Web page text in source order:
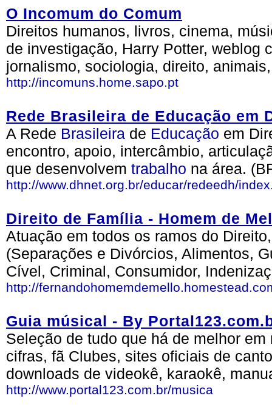
O Incomum do Comum
Direitos humanos, livros, cinema,
de investigação, Harry Potter, weblog
jornalismo, sociologia, direito,
http://incomuns.home.sapo.pt
Rede Brasileira de Educação em
A Rede Brasileira de Educação em
encontro, apoio, intercâmbio,
que desenvolvem trabalho na área.
http://www.dhnet.org.br/educar/redeedh/
Direito de Família - Homem de
Atuação em todos os ramos do
(Separações e Divórcios, Alimentos,
Cível, Criminal, Consumidor,
http://
Guia músical - By
Seleção de tudo que há de melhor
cifras, fã Clubes, sites oficiais de
downloads de videokê, karaokê,
http://www.portal123.com.br/musica